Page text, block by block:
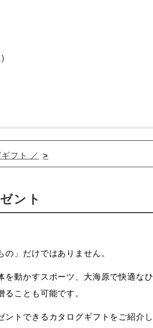
フト ／
ント
」だけではありません。
動かすスポーツ、大海原で快適なひ
ことも可能です。
ントできるカタログギフトをご紹介し